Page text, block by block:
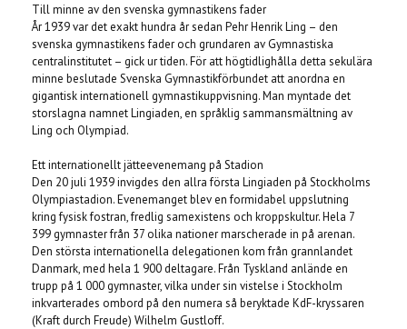
Till minne av den svenska gymnastikens fader
År 1939 var det exakt hundra år sedan Pehr Henrik Ling – den
svenska gymnastikens fader och grundaren av Gymnastiska
centralinstitutet – gick ur tiden. För att högtidlighålla detta sekulära
minne beslutade Svenska Gymnastikförbundet att anordna en
gigantisk internationell gymnastikuppvisning. Man myntade det
storslagna namnet Lingiaden, en språklig sammansmältning av
Ling och Olympiad.
Ett internationellt jätteevenemang på Stadion
Den 20 juli 1939 invigdes den allra första Lingiaden på Stockholms
Olympiastadion. Evenemanget blev en formidabel uppslutning
kring fysisk fostran, fredlig samexistens och kroppskultur. Hela 7
399 gymnaster från 37 olika nationer marscherade in på arenan.
Den största internationella delegationen kom från grannlandet
Danmark, med hela 1 900 deltagare. Från Tyskland anlände en
trupp på 1 000 gymnaster, vilka under sin vistelse i Stockholm
inkvarterades ombord på den numera så beryktade KdF-kryssaren
(Kraft durch Freude) Wilhelm Gustloff.